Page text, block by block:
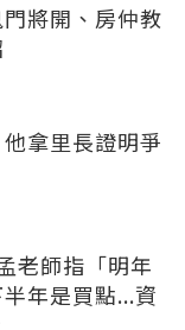
將開、房仲教
拿里長證明爭
老師指「明年
年是買點...資